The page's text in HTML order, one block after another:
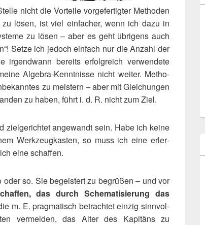
nicht die Vor­tei­le vor­ge­fer­tig­ter Metho­den
zu lösen, ist viel ein­fa­cher, wenn ich dazu in
zu lösen – aber es geht übri­gens auch
Set­ze ich jedoch ein­fach nur die Anzahl der
irgend­wann bereits erfolg­reich ver­wen­de­te
Alge­bra-Kennt­nis­se nicht wei­ter. Metho­
zu meis­tern – aber mit Glei­chun­gen
zu haben, führt i. d. R. nicht zum Ziel.
ziel­ge­rich­tet ange­wandt sein. Habe ich kei­ne
Werk­zeug­kas­ten, so muss ich eine erler­
eine schaffen.
so. Sie begeis­tert zu begrü­ßen – und vor
das durch Sche­ma­ti­sie­rung das
m. E. prag­ma­tisch betrach­tet ein­zig sinn­vol­
ver­mei­den, das Alter des Kapi­täns zu